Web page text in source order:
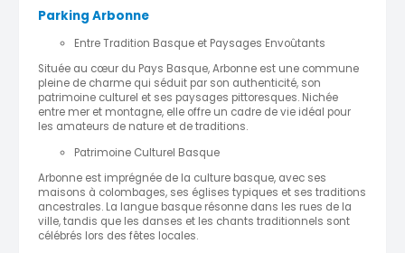
Parking Arbonne
Entre Tradition Basque et Paysages Envoûtants
Située au cœur du Pays Basque, Arbonne est une commune
pleine de charme qui séduit par son authenticité, son
patrimoine culturel et ses paysages pittoresques. Nichée
entre mer et montagne, elle offre un cadre de vie idéal pour
les amateurs de nature et de traditions.
Patrimoine Culturel Basque
Arbonne est imprégnée de la culture basque, avec ses
maisons à colombages, ses églises typiques et ses traditions
ancestrales. La langue basque résonne dans les rues de la
ville, tandis que les danses et les chants traditionnels sont
célébrés lors des fêtes locales.